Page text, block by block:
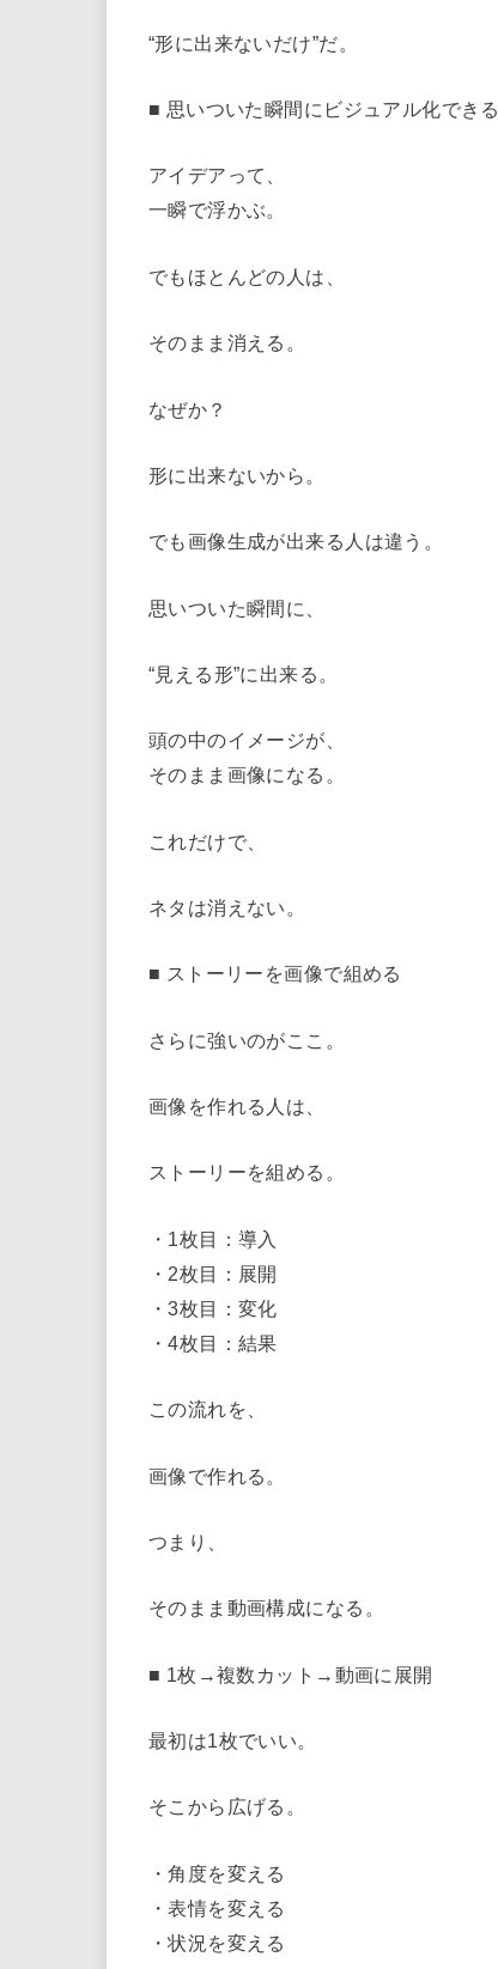
“形に出来ないだけ”だ。
■ 思いついた瞬間にビジュアル化できる
アイデアって、
一瞬で浮かぶ。
でもほとんどの人は、
そのまま消える。
なぜか？
形に出来ないから。
でも画像生成が出来る人は違う。
思いついた瞬間に、
“見える形”に出来る。
頭の中のイメージが、
そのまま画像になる。
これだけで、
ネタは消えない。
■ ストーリーを画像で組める
さらに強いのがここ。
画像を作れる人は、
ストーリーを組める。
・1枚目：導入
・2枚目：展開
・3枚目：変化
・4枚目：結果
この流れを、
画像で作れる。
つまり、
そのまま動画構成になる。
■ 1枚→複数カット→動画に展開
最初は1枚でいい。
そこから広げる。
・角度を変える
・表情を変える
・状況を変える